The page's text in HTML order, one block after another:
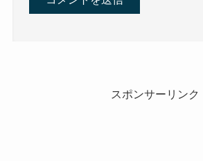
スポンサーリンク